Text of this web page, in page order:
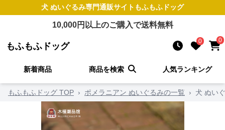
犬 ぬいぐるみ専門通販サイト もふもふドッグ
10,000円以上のご購入で送料無料
もふもふドッグ 0 0
新着商品 商品を検索 人気ランキング
もふもふドッグ TOP › ポメラニアン ぬいぐるみの一覧 › 犬 ぬい